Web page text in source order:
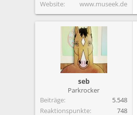
Website
www.museek.de
seb
Parkrocker
Beiträge
5.548
Reaktionspunkte
748